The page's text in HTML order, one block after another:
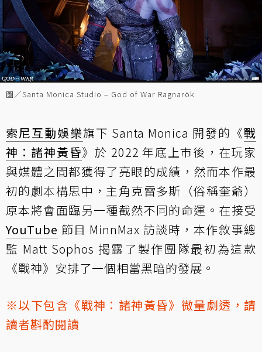
圖／Santa Monica Studio – God of War Ragnarök
索尼互動娛樂旗下 Santa Monica 開發的《戰
神：諸神黃昏》於 2022 年底上市後，在玩家
與媒體之間都獲得了亮眼的成績，然而本作最
初的劇本構思中，主角克雷多斯（俗稱奎爺）
原本將會面臨另一種截然不同的命運。在接受
YouTube 節目 MinnMax 訪談時，本作敘事總
監 Matt Sophos 揭露了製作團隊最初為這款
《戰神》安排了一個相當黑暗的發展。
※以下包含《戰神：諸神黃昏》微量劇透，請
讀者斟酌閱讀